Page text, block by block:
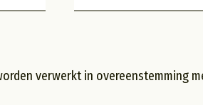
verwerkt in overeenstemming